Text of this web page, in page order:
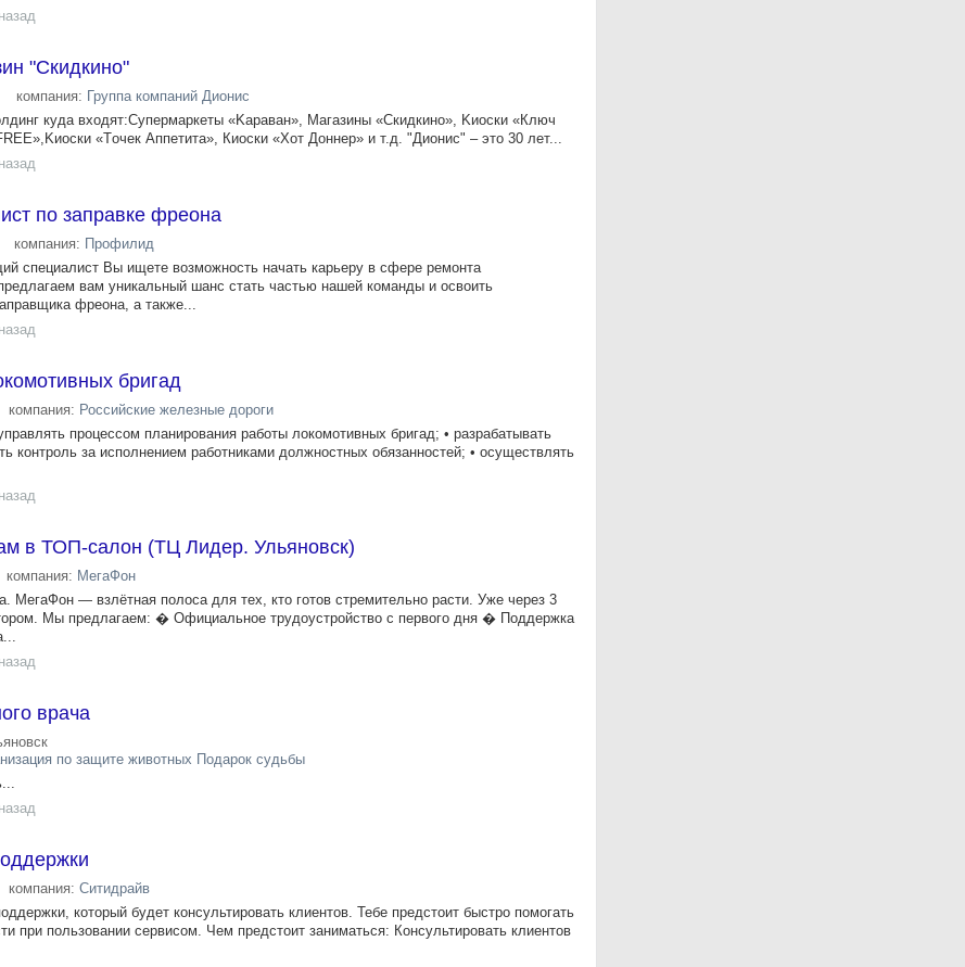
"Скидкино"
компания: Группа компаний Дионис
куда входят:Супeрмaркeты «Kaрaвaн», Магaзины «Cкидкинo», Kиoски «Ключ
«Тoчек Аппетита», Киocки «Xот Доннер» и т.д. "Дионис" – это 30 лет...
по заправке фреона
компания: Профилид
специалист Вы ищете возможность начать карьеру в сфере ремонта
вам уникальный шанс стать частью нашей команды и освоить
фреона, а также...
бригад
компания: Российские железные дороги
процессом планирования работы локомотивных бригад; • разрабатывать
контроль за исполнением работниками должностных обязанностей; • осуществлять
в ТОП-салон (ТЦ Лидер. Ульяновск)
компания: МегаФон
МегаФон — взлётная полоса для тех, кто готов стремительно расти. Уже через 3
Мы предлагаем: � Официальное трудоустройство c первого дня � Поддержка
врача
по защите животных Подарок судьбы
компания: Ситидрайв
который будет консультировать клиентов. Тебе предстоит быстро помогать
при пользовании сервисом. Чем предстоит заниматься: Консультировать клиентов